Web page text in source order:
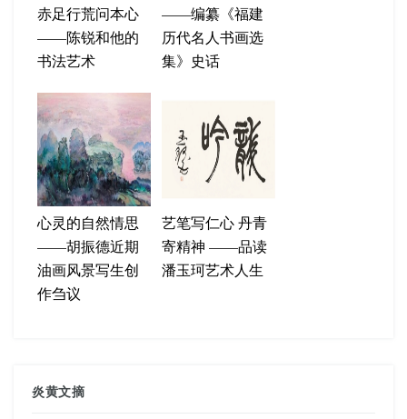
赤足行荒问本心
——陈锐和他的
书法艺术
——编纂《福建
历代名人书画选
集》史话
心灵的自然情思
——胡振德近期
油画风景写生创
作刍议
艺笔写仁心 丹青
寄精神 ——品读
潘玉珂艺术人生
炎黄文摘